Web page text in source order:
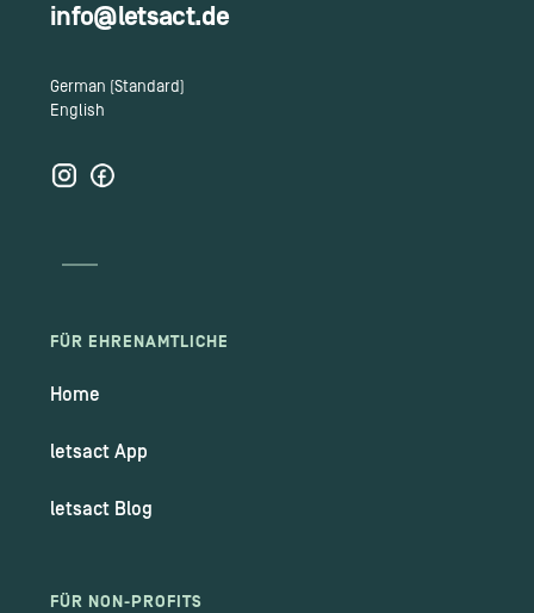
info@letsact.de
German (Standard)
English
FÜR EHRENAMTLICHE
Home
letsact App
letsact Blog
FÜR NON-PROFITS